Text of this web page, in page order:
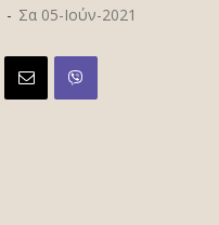
- Σα 05-Ιούν-2021